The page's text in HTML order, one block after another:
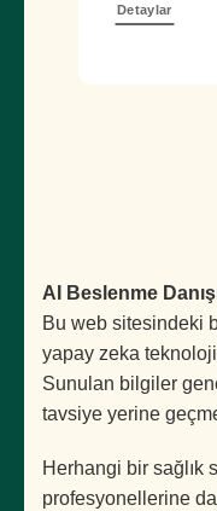
Detaylar
AI Beslenme
Bu web sitesindeki
yapay zeka
Sunulan bilgiler
tavsiye yerine
Herhangi bir sağlık
profesyonellerine